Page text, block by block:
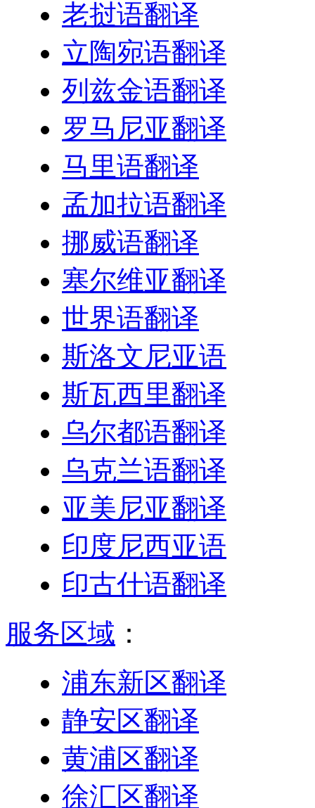
老挝语翻译
立陶宛语翻译
列兹金语翻译
罗马尼亚翻译
马里语翻译
孟加拉语翻译
挪威语翻译
塞尔维亚翻译
世界语翻译
斯洛文尼亚语
斯瓦西里翻译
乌尔都语翻译
乌克兰语翻译
亚美尼亚翻译
印度尼西亚语
印古什语翻译
服务区域 ：
浦东新区翻译
静安区翻译
黄浦区翻译
徐汇区翻译